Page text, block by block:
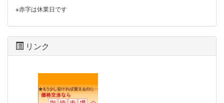
※赤字は休業日です
リンク